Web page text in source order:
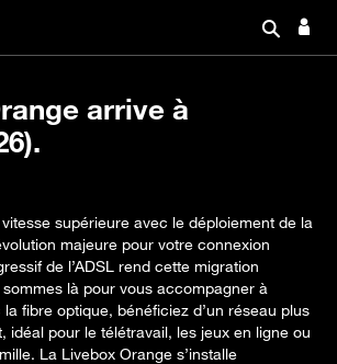
arrive à
supérieure avec le déploiement de la
majeure pour votre connexion
de l’ADSL rend cette migration
là pour vous accompagner à
fibre optique, bénéficiez d’un réseau plus
idéal pour le télétravail, les jeux en ligne ou
La Livebox Orange s’installe